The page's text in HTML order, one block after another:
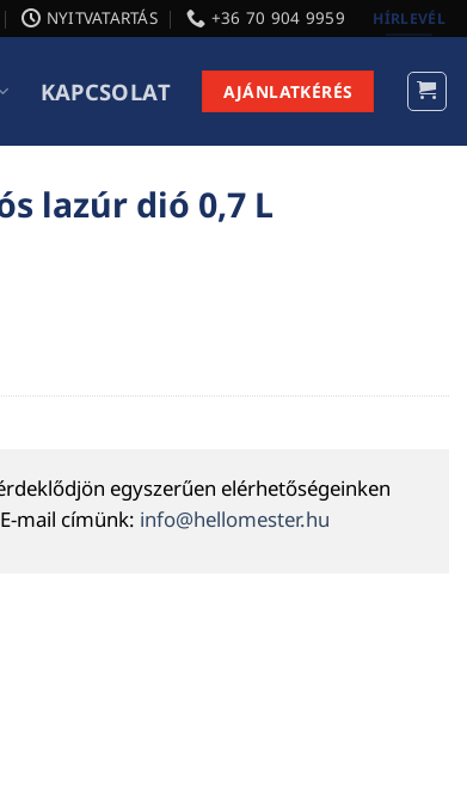
NYITVATARTÁS +36 70 904 9959 HÍRLEVÉL
KAPCSOLAT AJÁNLATKÉRÉS
lazúr dió 0,7 L
egyszerűen elérhetőségeinken
mail címünk: info@hellomester.hu